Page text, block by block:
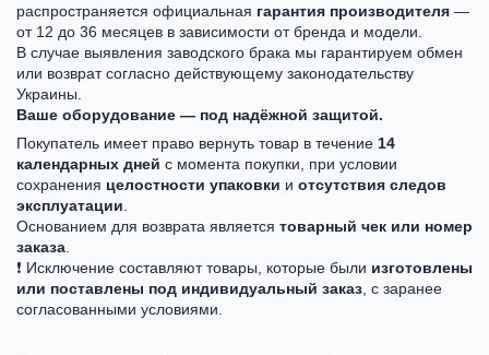
распространяется официальная гарантия производителя —
от 12 до 36 месяцев в зависимости от бренда и модели.
В случае выявления заводского брака мы гарантируем обмен
или возврат согласно действующему законодательству
Украины.
Ваше оборудование — под надёжной защитой.
Покупатель имеет право вернуть товар в течение 14
календарных дней с момента покупки, при условии
сохранения целостности упаковки и отсутствия следов
эксплуатации
Основанием для возврата является товарный чек или номер
заказа
❗ Исключение составляют товары, которые были изготовлены
или поставлены под индивидуальный заказ , с заранее
согласованными условиями.